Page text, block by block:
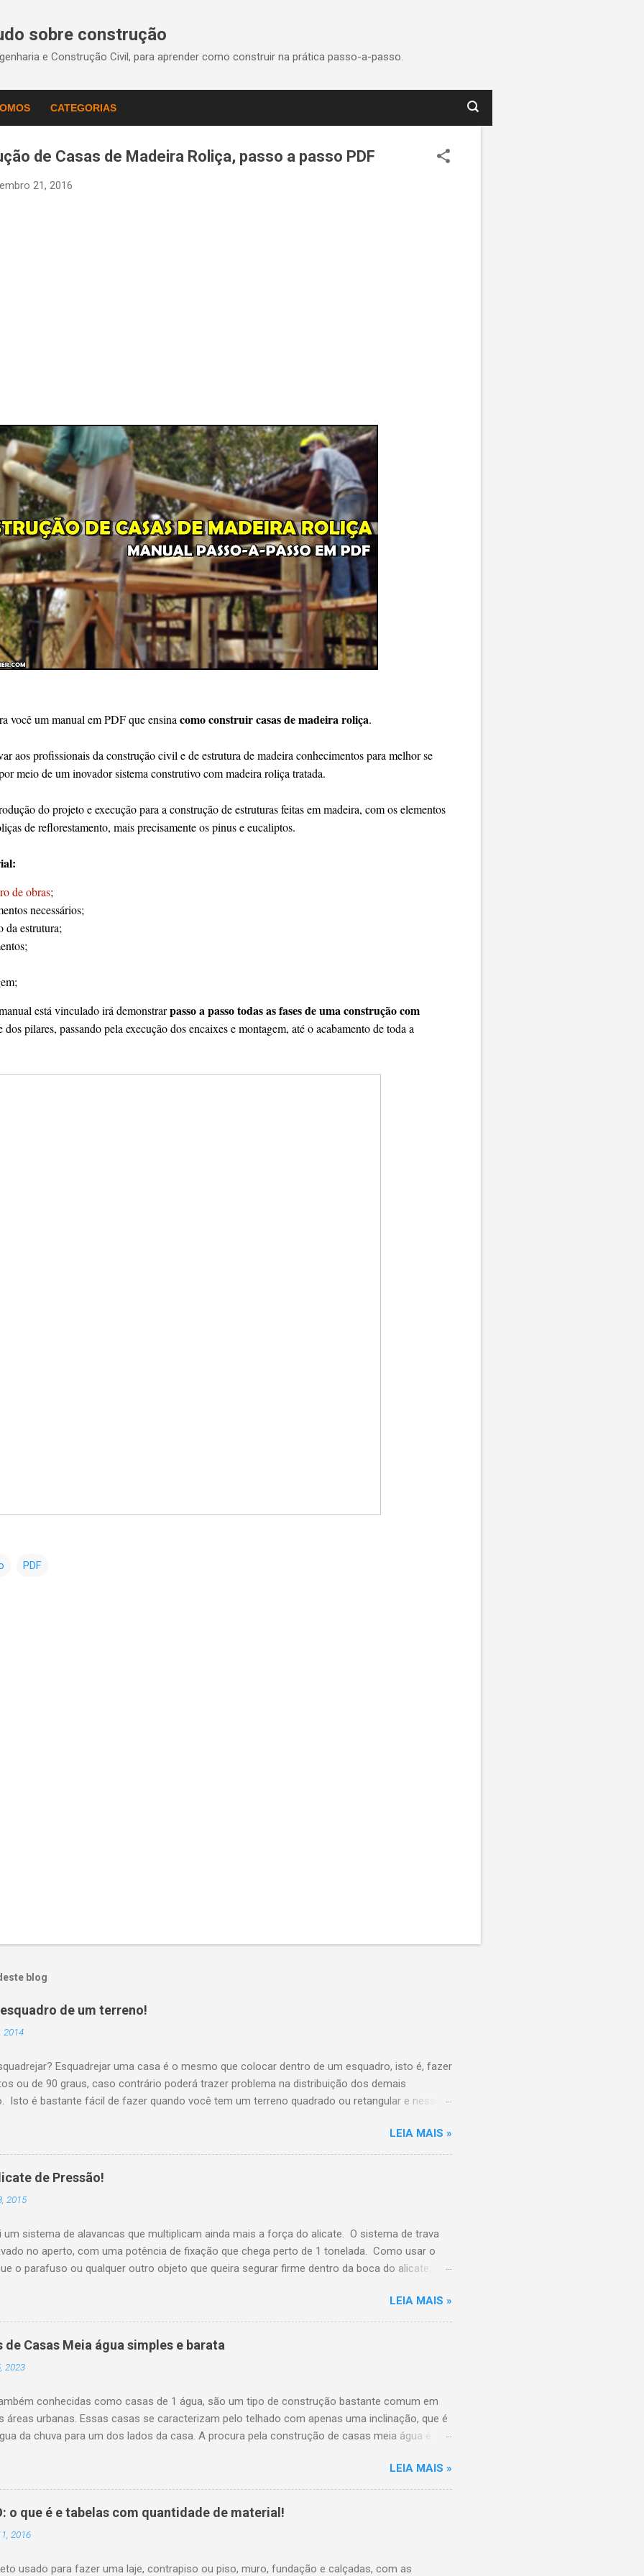
sobre construção
e Construção Civil, para aprender como construir na prática passo-a-passo.
CATEGORIAS
de Casas de Madeira Roliça, passo a passo PDF
21, 2016
você um manual em PDF que ensina como construir casas de madeira roliça.
aos profissionais da construção civil e de estrutura de madeira conhecimentos para melhor se
meio de um inovador sistema construtivo com madeira roliça tratada.
do projeto e execução para a construção de estruturas feitas em madeira, com os elementos
de reflorestamento, mais precisamente os pinus e eucaliptos.
de obras;
necessários;
da estrutura;
está vinculado irá demonstrarpasso a passo todas as fases de uma construção com
dos pilares, passando pela execução dos encaixes e montagem, até o acabamento de toda a
PDF
blog
de um terreno!
2014
Esquadrejar uma casa é o mesmo que colocar dentro de um esquadro, isto é, fazer
ou de 90 graus, caso contrário poderá trazer problema na distribuição dos demais
é bastante fácil de fazer quando você tem um terreno quadrado ou retangular e nesse
ferramenta empregada nesta operação é o esquadro para verificar o ângulo reto , porém
O esquadro deve ficar tangenciando as linhas sem as tocá-las, quando as linhas ficarem
o ângulo reto, conforme mostra a figura. Passo a passo de como esquadrejar uma
casa como ponto de partida e marque-o com uma estaca ...
LEIA MAIS »
de Pressão!
2015
sistema de alavancas que multiplicam ainda mais a força do alicate. O sistema de trava
no aperto, com uma potência de fixação que chega perto de 1 tonelada. Como usar o
o parafuso ou qualquer outro objeto que queira segurar firme dentro da boca do alicate; 2-
traseira do alicate. ATENÇÃO : A pressão do alicate tem que ser de modo que você consiga
uma mão. Não bata com martelo para fechar mais firme. Veja também: as funções de alicate
abrir o alicate, aperte o pequeno gatilho representado na figura abaixo. Então, dessa forma
o alicate de pressão para ter um aperte firme para segurar peças ou parafusos.
LEIA MAIS »
Casas Meia água simples e barata
2023
conhecidas como casas de 1 água, são um tipo de construção bastante comum em
áreas urbanas. Essas casas se caracterizam pelo telhado com apenas uma inclinação, que é
da chuva para um dos lados da casa. A procura pela construção de casas meia água é
no local. Portanto, a escolha de uma casa de madeira com apenas 1 água, pode ser a
No entanto, elas podem ser construídas em diversos materiais, como madeira, alvenaria ou
O telhado pode ser feito de telhas de cerâmica, fibrocimento, zinco, entre outros materiais.
de moradia é que em geral elas possuem uma estrutura simples, com um cômodo
e banheiro anexo. Além disso, elas po...
LEIA MAIS »
o que é e tabelas com quantidade de material!
2016
usado para fazer uma laje, contrapiso ou piso, muro, fundação e calçadas, com as